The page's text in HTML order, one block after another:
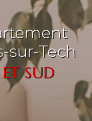
sur-Tech
SUD